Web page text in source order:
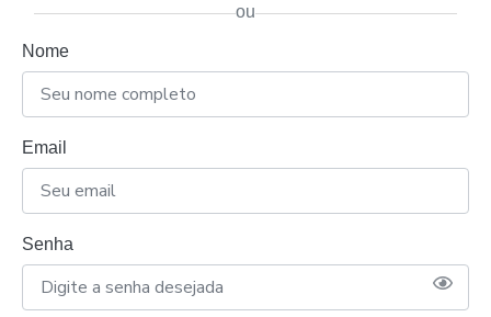
ou
Nome
Email
Senha